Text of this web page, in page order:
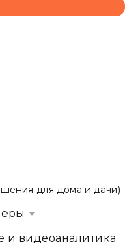
для дома и дачи)
и видеоаналитика